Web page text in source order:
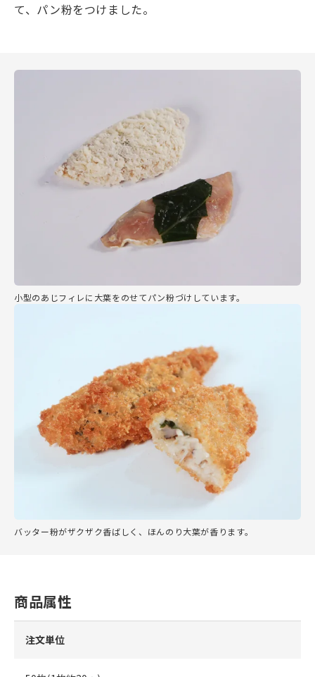
て、パン粉をつけました。
小型のあじフィレに大葉をのせてパン粉づけしています。
バッター粉がザクザク香ばしく、ほんのり大葉が香ります。
商品属性
注文単位